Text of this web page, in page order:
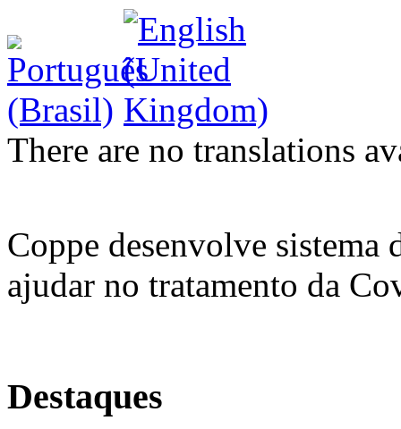
There are no translations
Coppe desenvolve sistema
ajudar no tratamento da
Destaques